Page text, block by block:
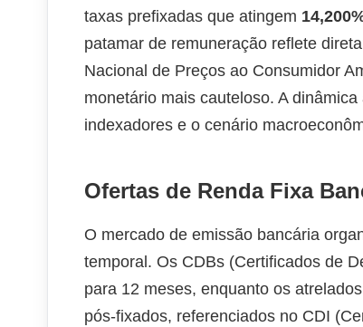
taxas prefixadas que atingem
patamar de remuneração reflete
Nacional de Preços ao Consumidor
monetário mais cauteloso. A
indexadores e o cenário
Ofertas de Renda Fixa
O mercado de emissão bancária
temporal. Os CDBs (Certificados de
para 12 meses, enquanto os
pós-fixados, referenciados no CDI